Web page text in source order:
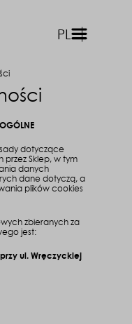
PLfront.menu
dotyczące
Sklep, w tym
danych
dane dotyczą, a
plików cookies
zbieranych za
jest:
ul. Wręczyckiej